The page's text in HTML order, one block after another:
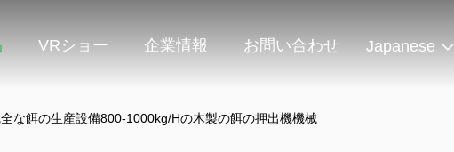
VRショー 企業情報 お問い合わせ Japanese
な餌の生産設備800-1000kg/Hの木製の餌の押出機機械